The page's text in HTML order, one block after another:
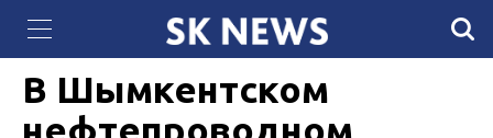
307 женщин в Мангистау успешно завершили
образовательную программу от «Самрук-Қазына»
24 ДЕКАБРЯ 2021, 13:15 2227
В Шымкентском
нефтепроводном